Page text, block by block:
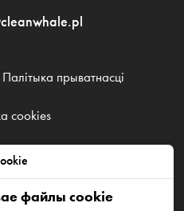
файлы cookie
Палітыка прыватнасці
cookies
NIP: 6751738063,
Kraków, 31-532